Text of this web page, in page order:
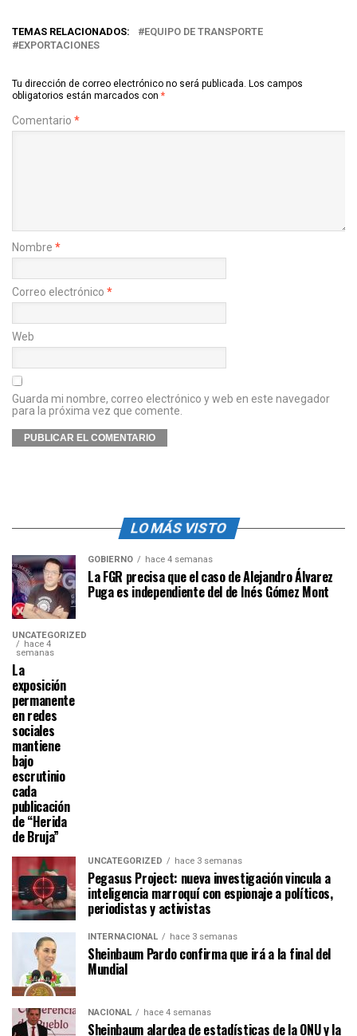
TEMAS RELACIONADOS:
EQUIPO DE TRANSPORTE
EXPORTACIONES
Tu dirección de correo electrónico no será publicada. Los campos
obligatorios están marcados con *
Comentario *
Nombre *
Correo electrónico *
Web
Guarda mi nombre, correo electrónico y web en este navegador
para la próxima vez que comente.
LO MÁS VISTO
GOBIERNO hace 4 semanas
La FGR precisa que el caso de Alejandro Álvarez
Puga es independiente del de Inés Gómez Mont
UNCATEGORIZED
hace 4
semanas
La
exposición
permanente
en redes
sociales
mantiene
bajo
escrutinio
cada
publicación
de “Herida
de Bruja”
UNCATEGORIZED hace 3 semanas
Pegasus Project: nueva investigación vincula a
inteligencia marroquí con espionaje a políticos,
periodistas y activistas
INTERNACIONAL hace 3 semanas
Sheinbaum Pardo confirma que irá a la final del
Mundial
NACIONAL hace 4 semanas
Sheinbaum alardea de estadísticas de la ONU y la